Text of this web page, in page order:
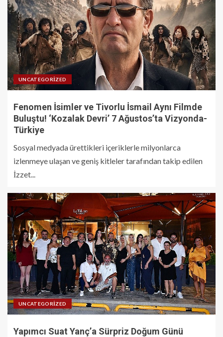
UNCATEGORIZED
Fenomen İsimler ve Tivorlu İsmail Aynı Filmde
Buluştu! ‘Kozalak Devri’ 7 Ağustos’ta Vizyonda-
Türkiye
Sosyal medyada ürettikleri içeriklerle milyonlarca
izlenmeye ulaşan ve geniş kitleler tarafından takip edilen
İzzet...
UNCATEGORIZED
Yapımcı Suat Yanç’a Sürpriz Doğum Günü